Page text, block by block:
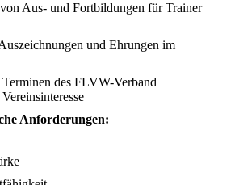
Aus- und Fortbildungen für Trainer
und Ehrungen im
des FLVW-Verband
Anforderungen: